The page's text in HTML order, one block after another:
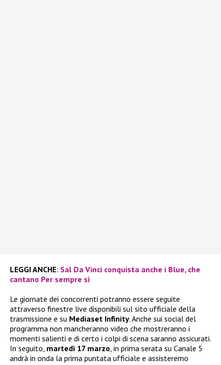
LEGGI ANCHE: Sal Da Vinci conquista anche i Blue, che
cantano Per sempre sì
Le giornate dei concorrenti potranno essere seguite
attraverso finestre live disponibili sul sito ufficiale della
trasmissione e su Mediaset Infinity. Anche sui social del
programma non mancheranno video che mostreranno i
momenti salienti e di certo i colpi di scena saranno assicurati.
In seguito, martedì 17 marzo, in prima serata su Canale 5
andrà in onda la prima puntata ufficiale e assisteremo